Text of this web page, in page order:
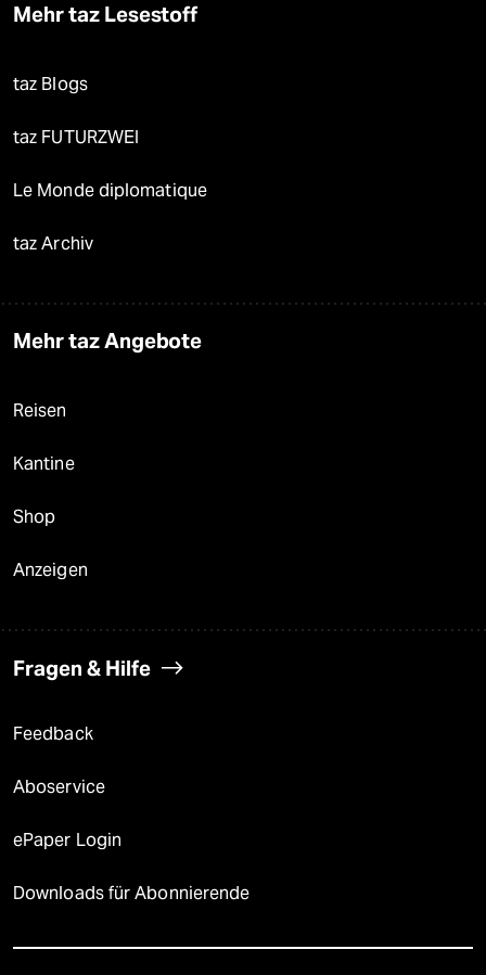
Mehr taz Lesestoff
taz Blogs
taz FUTURZWEI
Le Monde diplomatique
taz Archiv
Mehr taz Angebote
Reisen
Kantine
Shop
Anzeigen
Fragen & Hilfe
Feedback
Aboservice
ePaper Login
Downloads für Abonnierende